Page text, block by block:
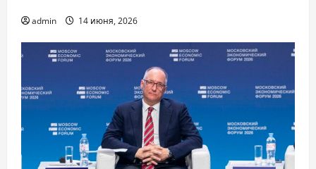
admin 14 июня, 2026